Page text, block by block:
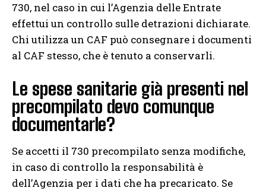
730, nel caso in cui l’Agenzia delle Entrate
effettui un controllo sulle detrazioni dichiarate.
Chi utilizza un CAF può consegnare i documenti
al CAF stesso, che è tenuto a conservarli.
Le spese sanitarie già presenti nel
precompilato devo comunque
documentarle?
Se accetti il 730 precompilato senza modifiche,
in caso di controllo la responsabilità è
dell’Agenzia per i dati che ha precaricato. Se